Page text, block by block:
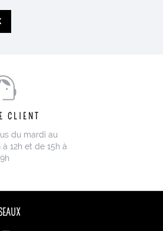
CLIENT
du mardi au
12h et de 15h à